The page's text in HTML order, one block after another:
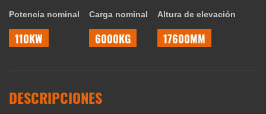
Potencia nominal
110KW
Carga nominal
6000KG
Altura de elevación
17600MM
DESCRIPCIONES